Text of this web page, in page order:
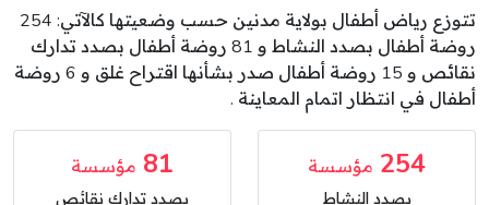
تتوزع رياض أطفال بولاية مدنين حسب وضعيتها كالآتي: 254
روضة أطفال بصدد النشاط و 81 روضة أطفال بصدد تدارك
نقائص و 15 روضة أطفال صدر بشأنها اقتراح غلق و 6 روضة
أطفال في انتظار اتمام المعاينة .
254 مؤسسة
بصدد النشاط
81 مؤسسة
بصدد تدارك نقائص